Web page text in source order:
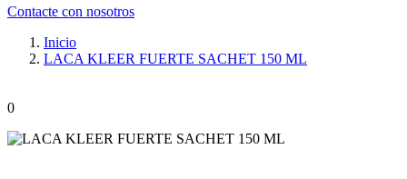
Contacte con nosotros
Inicio
LACA KLEER FUERTE SACHET 150 ML
0